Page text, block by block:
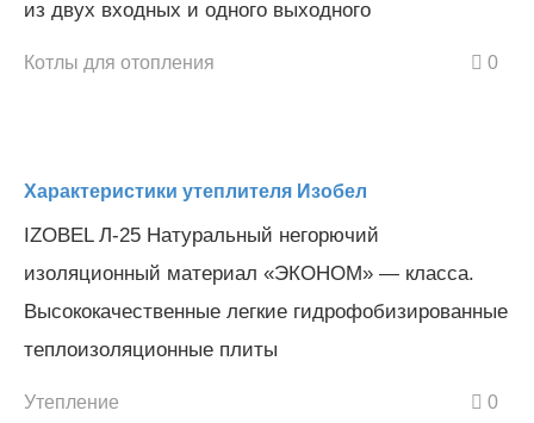
из двух входных и одного выходного
Котлы для отопления 0
Характеристики утеплителя Изобел
IZOBEL Л-25 Натуральный негорючий
изоляционный материал «ЭКОНОМ» — класса.
Высококачественные легкие гидрофобизированные
теплоизоляционные плиты
Утепление 0